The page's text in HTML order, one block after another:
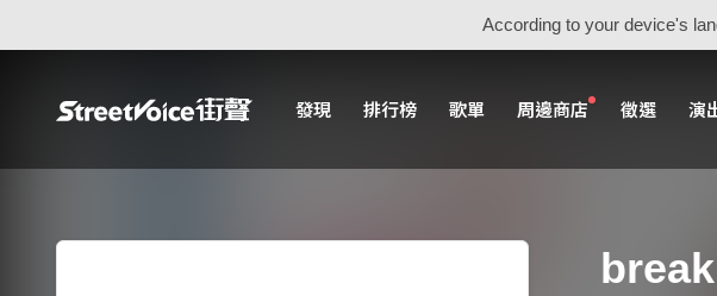
According to your device's
發現 排行榜 歌單 周邊商店 徵選 演